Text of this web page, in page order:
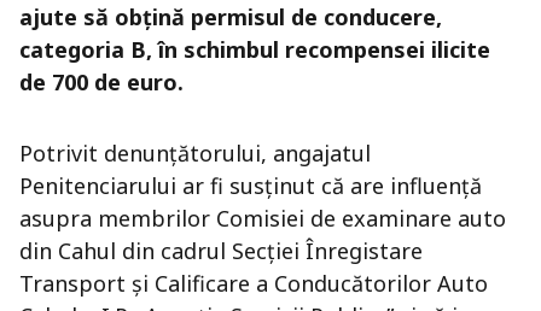
ajute să obțină permisul de conducere,
categoria B, în schimbul recompensei ilicite
de 700 de euro.
Potrivit denunțătorului, angajatul
Penitenciarului ar fi susținut că are influență
asupra membrilor Comisiei de examinare auto
din Cahul din cadrul Secţiei Înregistare
Transport şi Calificare a Conducătorilor Auto